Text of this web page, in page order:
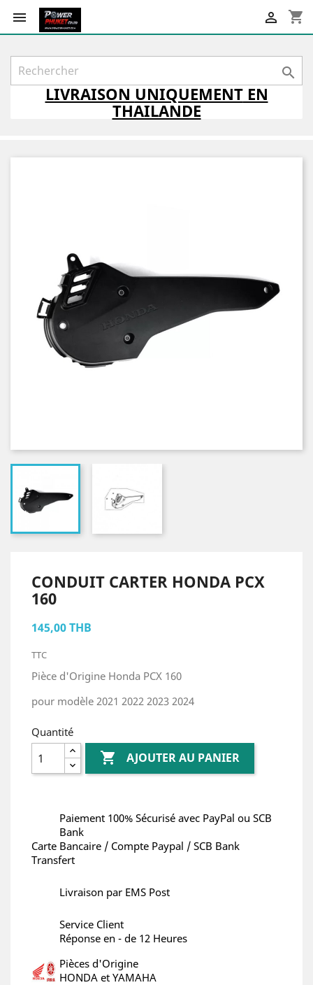
 shopping_cart


LIVRAISON UNIQUEMENTEN
THAILANDE
CONDUIT CARTER HONDA PCX
160
145,00 THB
TTC
Pièce d'Origine Honda PCX 160
pour modèle 2021 2022 2023 2024
Quantité
 AJOUTER AU PANIER
Paiement 100% Sécurisé avec PayPal ou SCB
Bank
Carte Bancaire / Compte Paypal / SCB Bank
Transfert
Livraison par EMS Post
Service Client
Réponse en - de 12 Heures
Pièces d'Origine
HONDA et YAMAHA